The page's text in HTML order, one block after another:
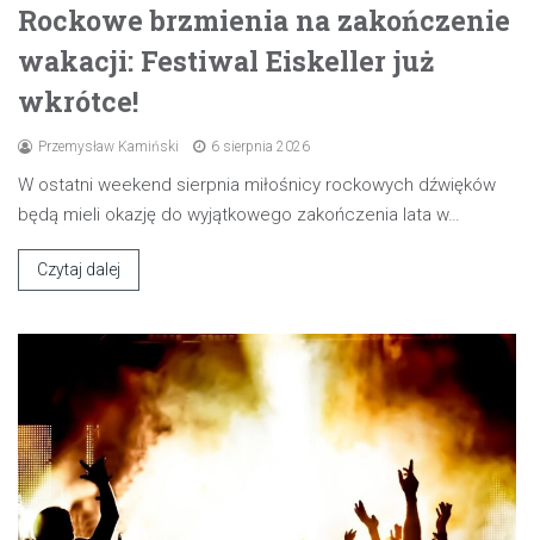
Rockowe brzmienia na zakończenie
wakacji: Festiwal Eiskeller już
wkrótce!
Przemysław Kamiński 6 sierpnia 2026
W ostatni weekend sierpnia miłośnicy rockowych dźwięków
będą mieli okazję do wyjątkowego zakończenia lata w…
Czytaj dalej